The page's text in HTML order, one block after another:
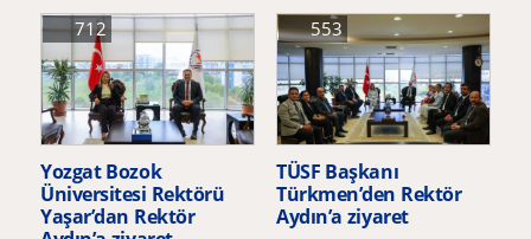
Yozgat Bozok
Üniversitesi Rektörü
Yaşar’dan Rektör
712
TÜSF Başkanı
Türkmen’den Rektör
Aydın’a ziyaret
553